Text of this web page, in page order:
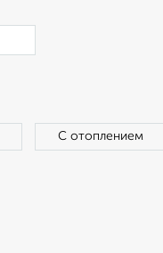
С отоплением